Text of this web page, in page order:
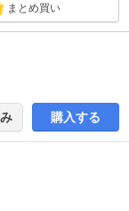
まとめ買い
購入する